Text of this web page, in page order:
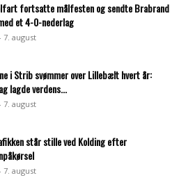
fortsatte målfesten og sendte Brabrand
et 4-0-nederlag
7. august
i Strib svømmer over Lillebælt hvert år:
lagde verdens...
7. august
står stille ved Kolding efter
7. august